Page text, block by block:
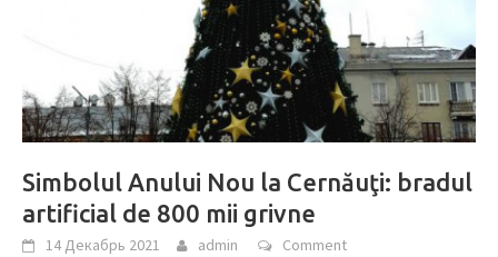
Simbolul Anului Nou la Cernăuţi: bradul
artificial de 800 mii grivne
14 Декабрь 2021 admin Comment